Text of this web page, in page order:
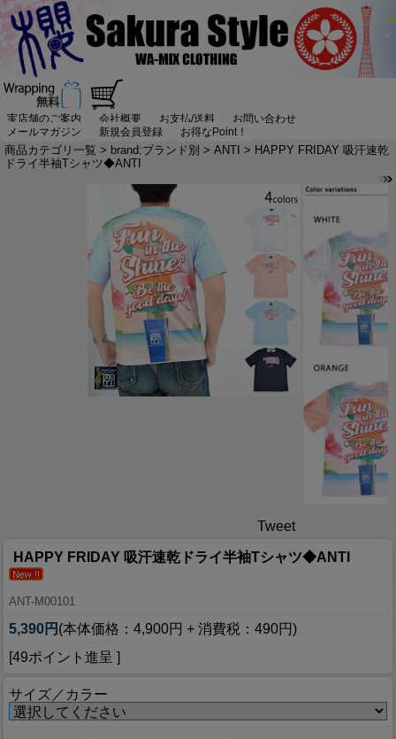
実店舗のご案内 会社概要 お支払/送料
お問い合わせ
メールマガジン
新規会員登録 お得なPoint！
商品カテゴリ一覧 > brand:ブランド別 > ANTI > HAPPY FRIDAY 吸汗速乾
ドライ半袖Tシャツ◆ANTI
Tweet
HAPPY FRIDAY 吸汗速乾ドライ半袖Tシャツ◆ANTI
ANT-M00101
5,390円 (本体価格：4,900円 + 消費税：490円)
[49ポイント進呈 ]
サイズ／カラー